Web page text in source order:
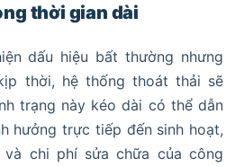
thời gian dài
dấu hiệu bất thường nhưng
thời, hệ thống thoát thải sẽ
trạng này kéo dài có thể dẫn
hưởng trực tiếp đến sinh hoạt,
chi phí sửa chữa của công